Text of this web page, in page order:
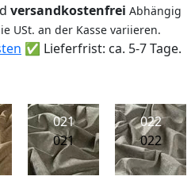
versandkostenfrei Abhängig
USt. an der Kasse variieren.
✅ Lieferfrist: ca. 5-7 Tage.
021
021
022
022